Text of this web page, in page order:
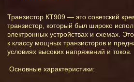
Транзистор КТ909 — это советский
транзистор, который был широко
электронных устройствах и схемах.
к классу мощных транзисторов и
условиях высоких напряжений и токов.
Основные характеристики: